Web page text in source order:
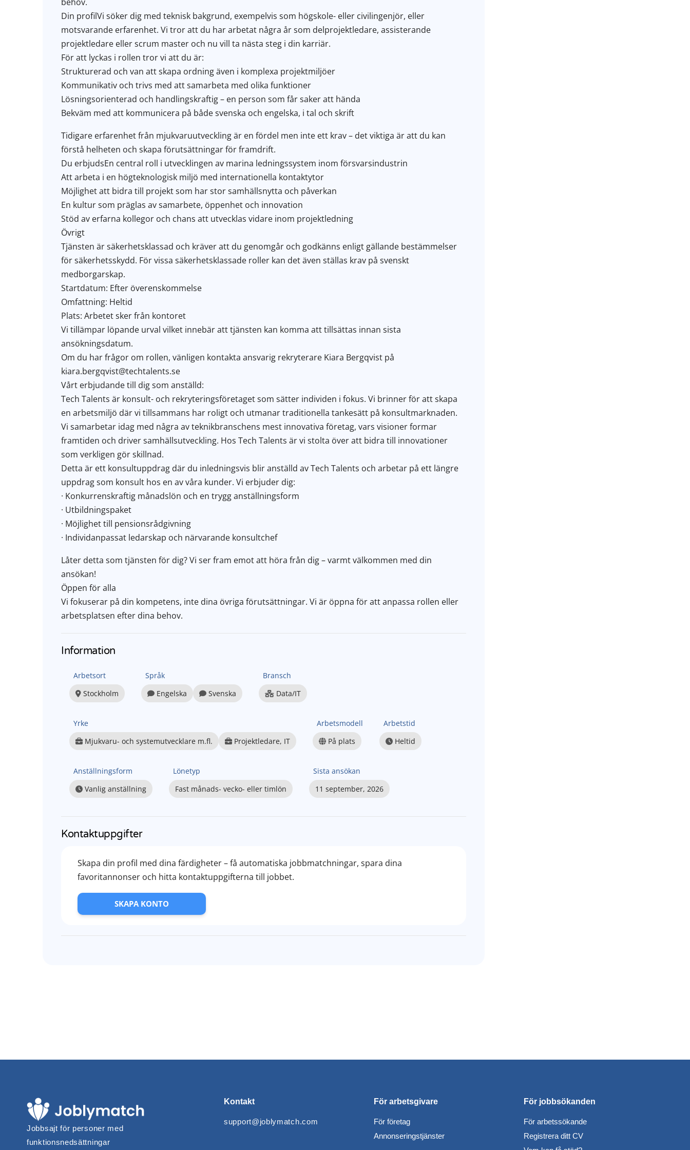
Din profilVi söker dig med teknisk bakgrund, exempelvis som högskole- eller civilingenjör, eller
motsvarande erfarenhet. Vi tror att du har arbetat några år som delprojektledare, assisterande
projektledare eller scrum master och nu vill ta nästa steg i din karriär.
För att lyckas i rollen tror vi att du är:
Strukturerad och van att skapa ordning även i komplexa projektmiljöer
Kommunikativ och trivs med att samarbeta med olika funktioner
Lösningsorienterad och handlingskraftig – en person som får saker att hända
Bekväm med att kommunicera på både svenska och engelska, i tal och skrift
Tidigare erfarenhet från mjukvaruutveckling är en fördel men inte ett krav – det viktiga är att du kan
förstå helheten och skapa förutsättningar för framdrift.
Du erbjudsEn central roll i utvecklingen av marina ledningssystem inom försvarsindustrin
Att arbeta i en högteknologisk miljö med internationella kontaktytor
Möjlighet att bidra till projekt som har stor samhällsnytta och påverkan
En kultur som präglas av samarbete, öppenhet och innovation
Stöd av erfarna kollegor och chans att utvecklas vidare inom projektledning
Övrigt
Tjänsten är säkerhetsklassad och kräver att du genomgår och godkänns enligt gällande bestämmelser
för säkerhetsskydd. För vissa säkerhetsklassade roller kan det även ställas krav på svenskt
medborgarskap.
Startdatum: Efter överenskommelse
Omfattning: Heltid
Plats: Arbetet sker från kontoret
Vi tillämpar löpande urval vilket innebär att tjänsten kan komma att tillsättas innan sista
ansökningsdatum.
Om du har frågor om rollen, vänligen kontakta ansvarig rekryterare Kiara Bergqvist på
kiara.bergqvist@techtalents.se
Vårt erbjudande till dig som anställd:
Tech Talents är konsult- och rekryteringsföretaget som sätter individen i fokus. Vi brinner för att skapa
en arbetsmiljö där vi tillsammans har roligt och utmanar traditionella tankesätt på konsultmarknaden.
Vi samarbetar idag med några av teknikbranschens mest innovativa företag, vars visioner formar
framtiden och driver samhällsutveckling. Hos Tech Talents är vi stolta över att bidra till innovationer
som verkligen gör skillnad.
Detta är ett konsultuppdrag där du inledningsvis blir anställd av Tech Talents och arbetar på ett längre
uppdrag som konsult hos en av våra kunder. Vi erbjuder dig:
· Konkurrenskraftig månadslön och en trygg anställningsform
· Utbildningspaket
· Möjlighet till pensionsrådgivning
· Individanpassat ledarskap och närvarande konsultchef
Låter detta som tjänsten för dig? Vi ser fram emot att höra från dig – varmt välkommen med din
ansökan!
Öppen för alla
Vi fokuserar på din kompetens, inte dina övriga förutsättningar. Vi är öppna för att anpassa rollen eller
arbetsplatsen efter dina behov.
Information
Arbetsort
Stockholm
Språk
Engelska
Svenska
Bransch
Data/IT
Yrke
Mjukvaru- och systemutvecklare m.fl.
Projektledare, IT
Arbetsmodell
På plats
Arbetstid
Heltid
Anställningsform
Vanlig anställning
Lönetyp
Fast månads- vecko- eller timlön
Sista ansökan
11 september, 2026
Kontaktuppgifter
Skapa din profil med dina färdigheter – få automatiska jobbmatchningar, spara dina
favoritannonser och hitta kontaktuppgifterna till jobbet.
SKAPA KONTO
Jobbsajt för personer med
funktionsnedsättningar
Kontakt
support@joblymatch.com
För arbetsgivare
För företag
Annonseringstjänster
För jobbsökanden
För arbetssökande
Registrera ditt CV